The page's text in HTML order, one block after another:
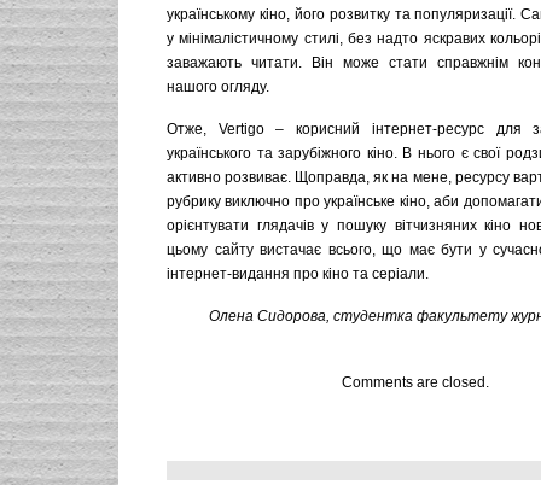
українському кіно, його розвитку та популяризації.
у мінімалістичному стилі, без надто яскравих
заважають читати. Він може стати справжнім
нашого огляду.
Отже, Vertigo – корисний інтернет-ресурс для
українського та зарубіжного кіно. В нього є свої
активно розвиває. Щоправда, як на мене, ресурсу
рубрику виключно про українське кіно, аби
орієнтувати глядачів у пошуку вітчизняних кіно
цьому сайту вистачає всього, що має бути у
інтернет-видання про кіно та серіали.
Олена Сидорова, студентка факультету
Comments are closed.